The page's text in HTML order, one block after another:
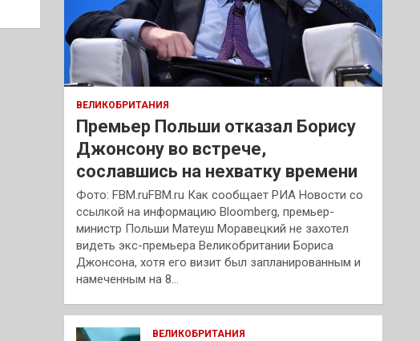
ВЕЛИКОБРИТАНИЯ
Премьер Польши отказал Борису
Джонсону во встрече,
сославшись на нехватку времени
Фото: FBM.ruFBM.ru Как сообщает РИА Новости со
ссылкой на информацию Bloomberg, премьер-
министр Польши Матеуш Моравецкий не захотел
видеть экс-премьера Великобритании Бориса
Джонсона, хотя его визит был запланированным и
намеченным на 8…
ВЕЛИКОБРИТАНИЯ